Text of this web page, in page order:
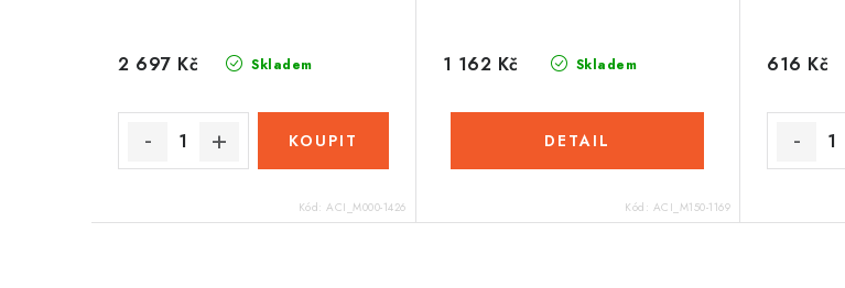
Skladem
2 697 Kč
Kód: ACI_M000-1426
Skladem
1 162 Kč
Kód: ACI_M150-1169
616 Kč